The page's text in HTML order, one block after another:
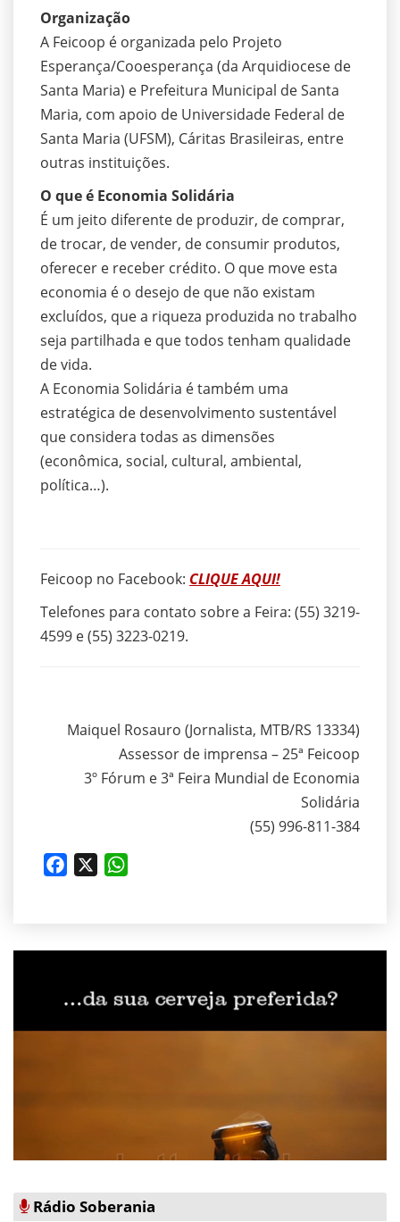
Organização
A Feicoop é organizada pelo Projeto
Esperança/Cooesperança (da Arquidiocese de
Santa Maria) e Prefeitura Municipal de Santa
Maria, com apoio de Universidade Federal de
Santa Maria (UFSM), Cáritas Brasileiras, entre
outras instituições.
O que é Economia Solidária
É um jeito diferente de produzir, de comprar,
de trocar, de vender, de consumir produtos,
oferecer e receber crédito. O que move esta
economia é o desejo de que não existam
excluídos, que a riqueza produzida no trabalho
seja partilhada e que todos tenham qualidade
de vida.
A Economia Solidária é também uma
estratégica de desenvolvimento sustentável
que considera todas as dimensões
(econômica, social, cultural, ambiental,
política…).
Feicoop no Facebook: CLIQUE AQUI!
Telefones para contato sobre a Feira: (55) 3219-
4599 e (55) 3223-0219.
Maiquel Rosauro (Jornalista, MTB/RS 13334)
Assessor de imprensa – 25ª Feicoop
3º Fórum e 3ª Feira Mundial de Economia
Solidária
(55) 996-811-384
Facebook
Rádio Soberania